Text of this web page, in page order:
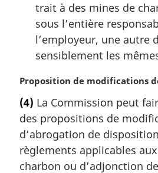
trait à des mines de
sous l’entière
l’employeur, une autre
sensiblement les
N
t
e
m
a
Proposition de modifications
(4) La Commission peut
des propositions de
d’abrogation de
règlements applicables
charbon ou d’adjonction